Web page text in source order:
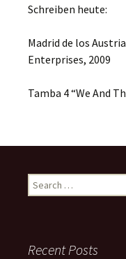
Schreiben heute:
Madrid de los
Enterprises, 2009
Tamba 4 “We And
Search
for:
Recent Posts